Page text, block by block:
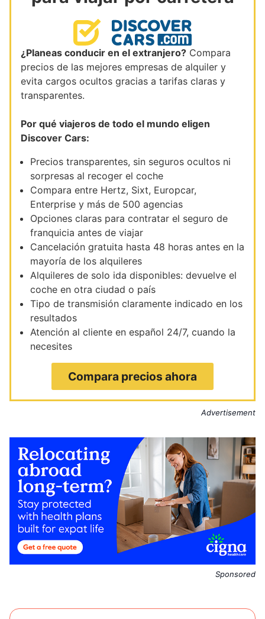
¿Planeas conducir en el extranjero? Compara
precios de las mejores empresas de alquiler y
evita cargos ocultos gracias a tarifas claras y
transparentes.
Por qué viajeros de todo el mundo eligen
Discover Cars:
Precios transparentes, sin seguros ocultos ni
sorpresas al recoger el coche
Compara entre Hertz, Sixt, Europcar,
Enterprise y más de 500 agencias
Opciones claras para contratar el seguro de
franquicia antes de viajar
Cancelación gratuita hasta 48 horas antes en la
mayoría de los alquileres
Alquileres de solo ida disponibles: devuelve el
coche en otra ciudad o país
Tipo de transmisión claramente indicado en los
resultados
Atención al cliente en español 24/7, cuando la
necesites
Compara precios ahora
Advertisement
Sponsored